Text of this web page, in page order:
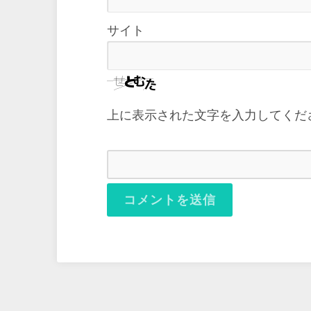
サイト
上に表示された文字を入力してくだ